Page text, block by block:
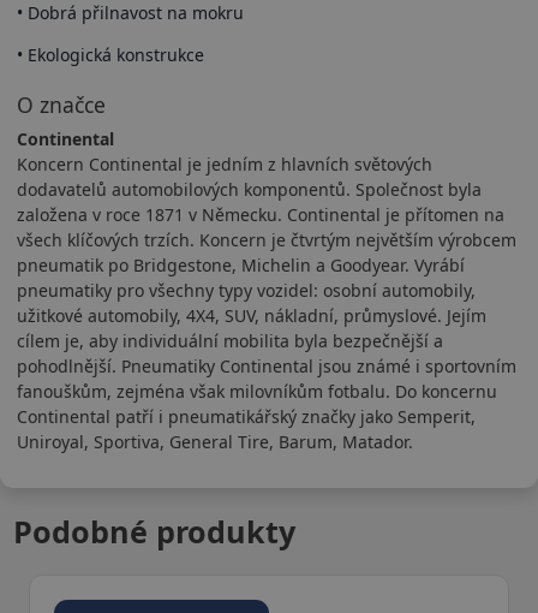
• Dobrá přilnavost na mokru
• Ekologická konstrukce
O značce
Continental
Koncern Continental je jedním z hlavních světových
dodavatelů automobilových komponentů. Společnost byla
založena v roce 1871 v Německu. Continental je přítomen na
všech klíčových trzích. Koncern je čtvrtým největším výrobcem
pneumatik po Bridgestone, Michelin a Goodyear. Vyrábí
pneumatiky pro všechny typy vozidel: osobní automobily,
užitkové automobily, 4X4, SUV, nákladní, průmyslové. Jejím
cílem je, aby individuální mobilita byla bezpečnější a
pohodlnější. Pneumatiky Continental jsou známé i sportovním
fanouškům, zejména však milovníkům fotbalu. Do koncernu
Continental patří i pneumatikářský značky jako Semperit,
Uniroyal, Sportiva, General Tire, Barum, Matador.
Podobné produkty